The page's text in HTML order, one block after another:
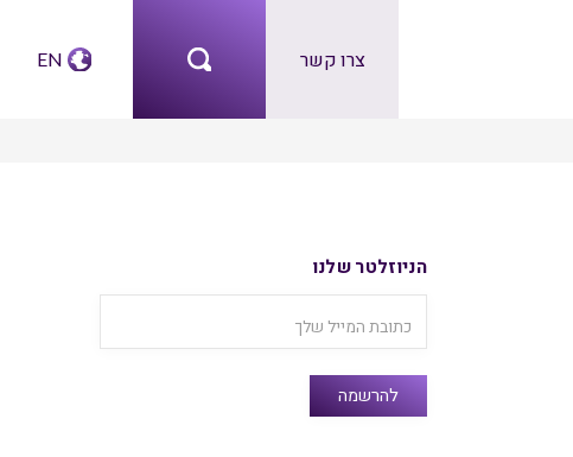
צרו קשר EN
הניוזלטר שלנו